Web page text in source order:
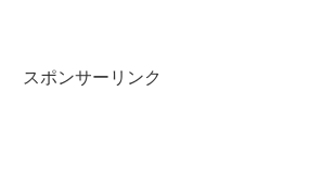
スポンサーリンク